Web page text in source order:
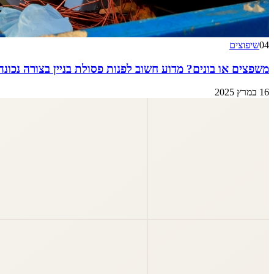
04שיפוצים
משפצים או בונים? מדוע חשוב לפנות פסולת בניין בצורה
16 במרץ 2025